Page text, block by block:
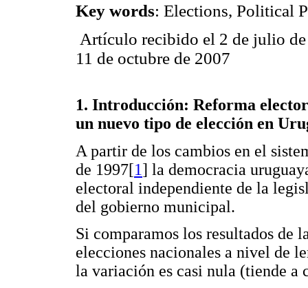
Key words: Elections, Political
Artículo recibido el 2 de julio
11 de octubre de 2007
1. Introducción: Reforma
un nuevo tipo de elección en
A partir de los cambios en el
de 1997[1] la democracia
electoral independiente de la
del gobierno municipal.
Si comparamos los resultados de
elecciones nacionales a nivel de
la variación es casi nula (tiende a